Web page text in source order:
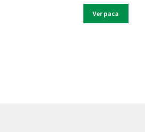
Ver paca